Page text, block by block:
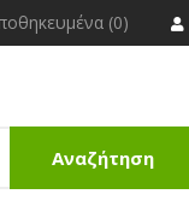
(0)
Αναζήτηση